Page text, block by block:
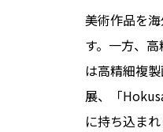
美術作品を
す。一方、
は高精細複
展、「
に持ち込まれ